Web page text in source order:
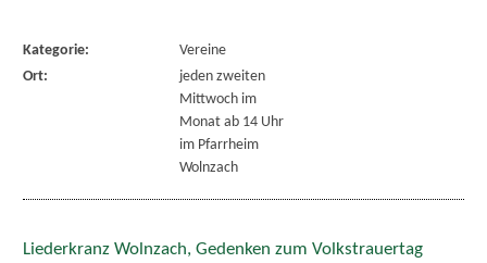
Kategorie:
Vereine
Ort:
jeden zweiten
Mittwoch im
Monat ab 14 Uhr
im Pfarrheim
Wolnzach
Liederkranz Wolnzach, Gedenken zum Volkstrauertag